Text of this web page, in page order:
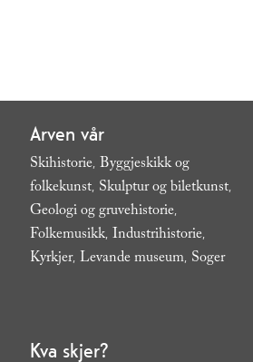
Arven vår
Skihistorie, Byggjeskikk og
folkekunst, Skulptur og biletkunst,
Geologi og gruvehistorie,
Folkemusikk, Industrihistorie,
Kyrkjer, Levande museum, Soger,
Kva skjer?